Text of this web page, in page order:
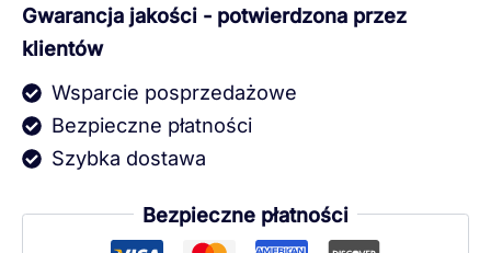
Gwarancja jakości - potwierdzona przez
klientów
Wsparcie posprzedażowe
Bezpieczne płatności
Szybka dostawa
Bezpieczne płatności